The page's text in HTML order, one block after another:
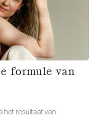
formule van
het resultaat van